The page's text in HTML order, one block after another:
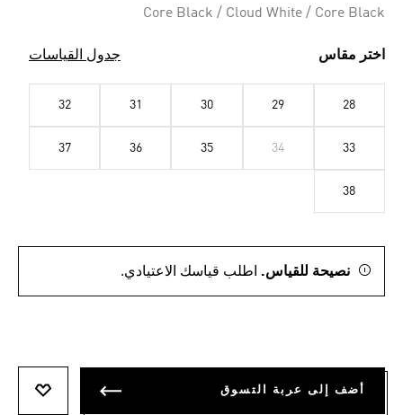
Core Black / Cloud White / Core Black
اختر مقاس جدول القياسات
28
29
30
31
32
33
34
35
36
37
38
نصيحة للقياس. اطلب قياسك الاعتيادي.
أضف إلى عربة التسوق